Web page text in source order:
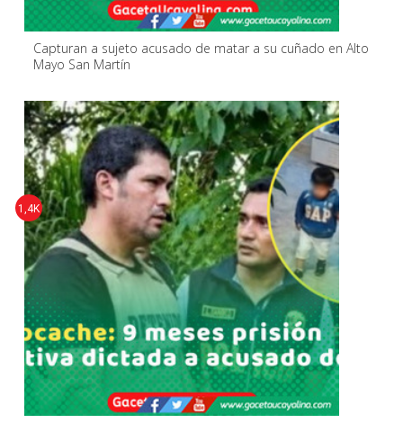
Capturan a sujeto acusado de matar a su cuñado en Alto
Mayo San Martín
1,4K